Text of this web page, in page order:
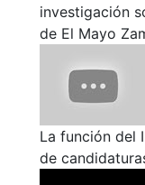
investigación
de El Mayo
La función del
de